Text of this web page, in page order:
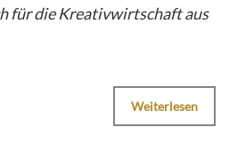
für die Kreativwirtschaft aus
Weiterlesen